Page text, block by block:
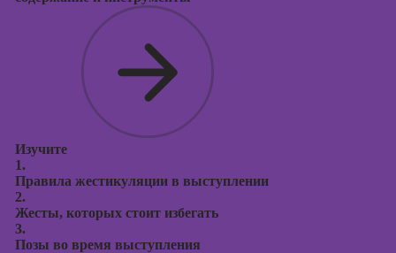
Изучите
1.
Правила жестикуляции в выступлении
2.
Жесты, которых стоит избегать
3.
Позы во время выступления